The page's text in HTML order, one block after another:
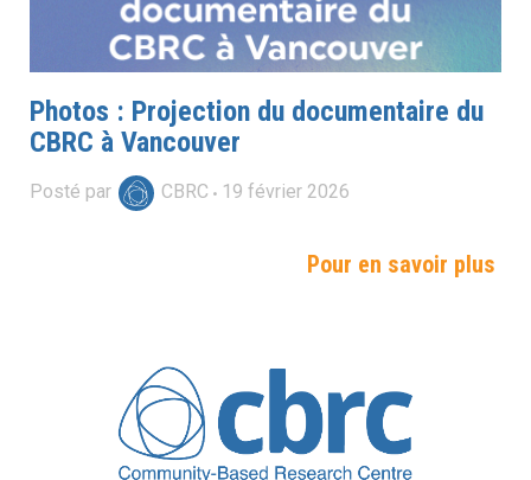
Photos : Projection du documentaire du
CBRC à Vancouver
Posté par CBRC 19 février 2026
Pour en savoir plus